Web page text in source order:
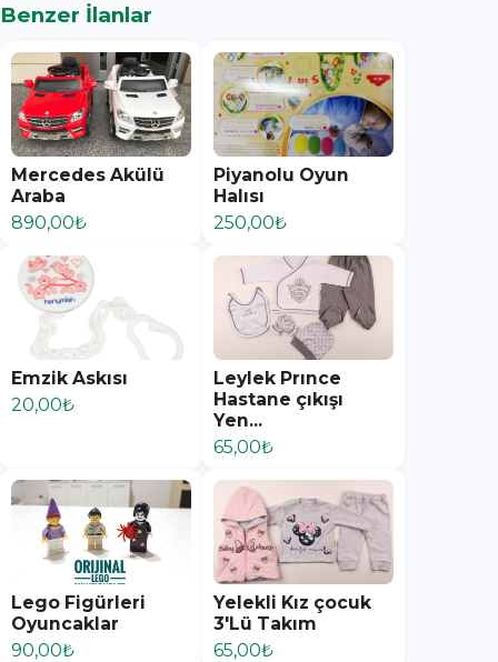
Benzer İlanlar
Mercedes Akülü
Araba
890,00₺
Piyanolu Oyun
Halısı
250,00₺
Emzik Askısı
20,00₺
Leylek Prınce
Hastane çıkışı
Yen...
65,00₺
Lego Figürleri
Oyuncaklar
90,00₺
Yelekli Kız çocuk
3'Lü Takım
65,00₺